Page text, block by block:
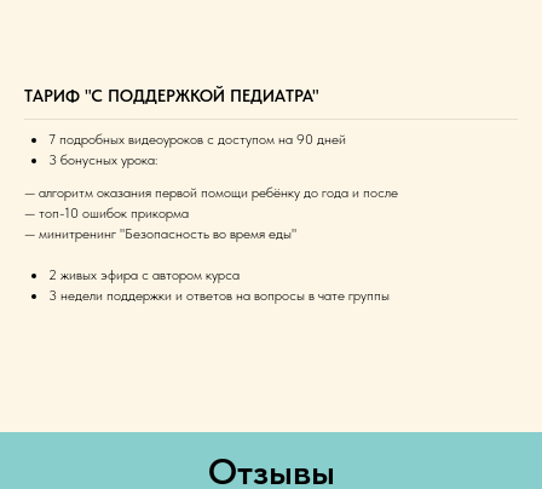
ТАРИФ "С ПОДДЕРЖКОЙ ПЕДИАТРА"
7 подробных видеоуроков с доступом на 90 дней
3 бонусных урока:
— алгоритм оказания первой помощи ребёнку до года и после
— топ-10 ошибок прикорма
— минитренинг "Безопасность во время еды"
2 живых эфира с автором курса
3 недели поддержки и ответов на вопросы в чате группы
Отзывы